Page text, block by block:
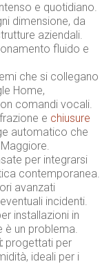
e quotidiano.
dimensione, da
aziendali.
fluido e
che si collegano
Home,
comandi vocali.
e chiusure
automatico che
per integrarsi
contemporanea.
avanzati
incidenti.
installazioni in
è un problema.
progettati per
ideali per i